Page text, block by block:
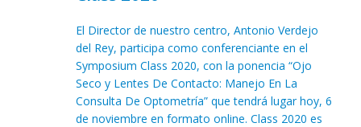
El Director de nuestro centro, Antonio Verdejo
del Rey, participa como conferenciante en el
Symposium Class 2020, con la ponencia “Ojo
Seco y Lentes De Contacto: Manejo En La
Consulta De Optometría” que tendrá lugar hoy, 6
de noviembre en formato online. Class 2020 es